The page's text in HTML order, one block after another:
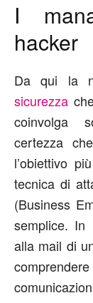
I
hacker
Da qui la
sicurezza
coinvolga
certezza
l’obiettivo
tecnica di
(Business
semplice. In
alla mail di